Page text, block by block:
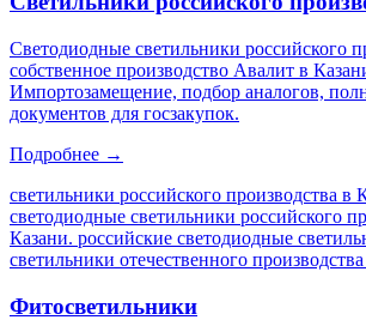
Светодиодные светильники российского
собственное производство Авалит в
Импортозамещение, подбор аналогов,
документов для госзакупок.
Подробнее →
светильники российского производства в
светодиодные светильники российского
Казани. российские светодиодные
светильники отечественного
Фитосветильники